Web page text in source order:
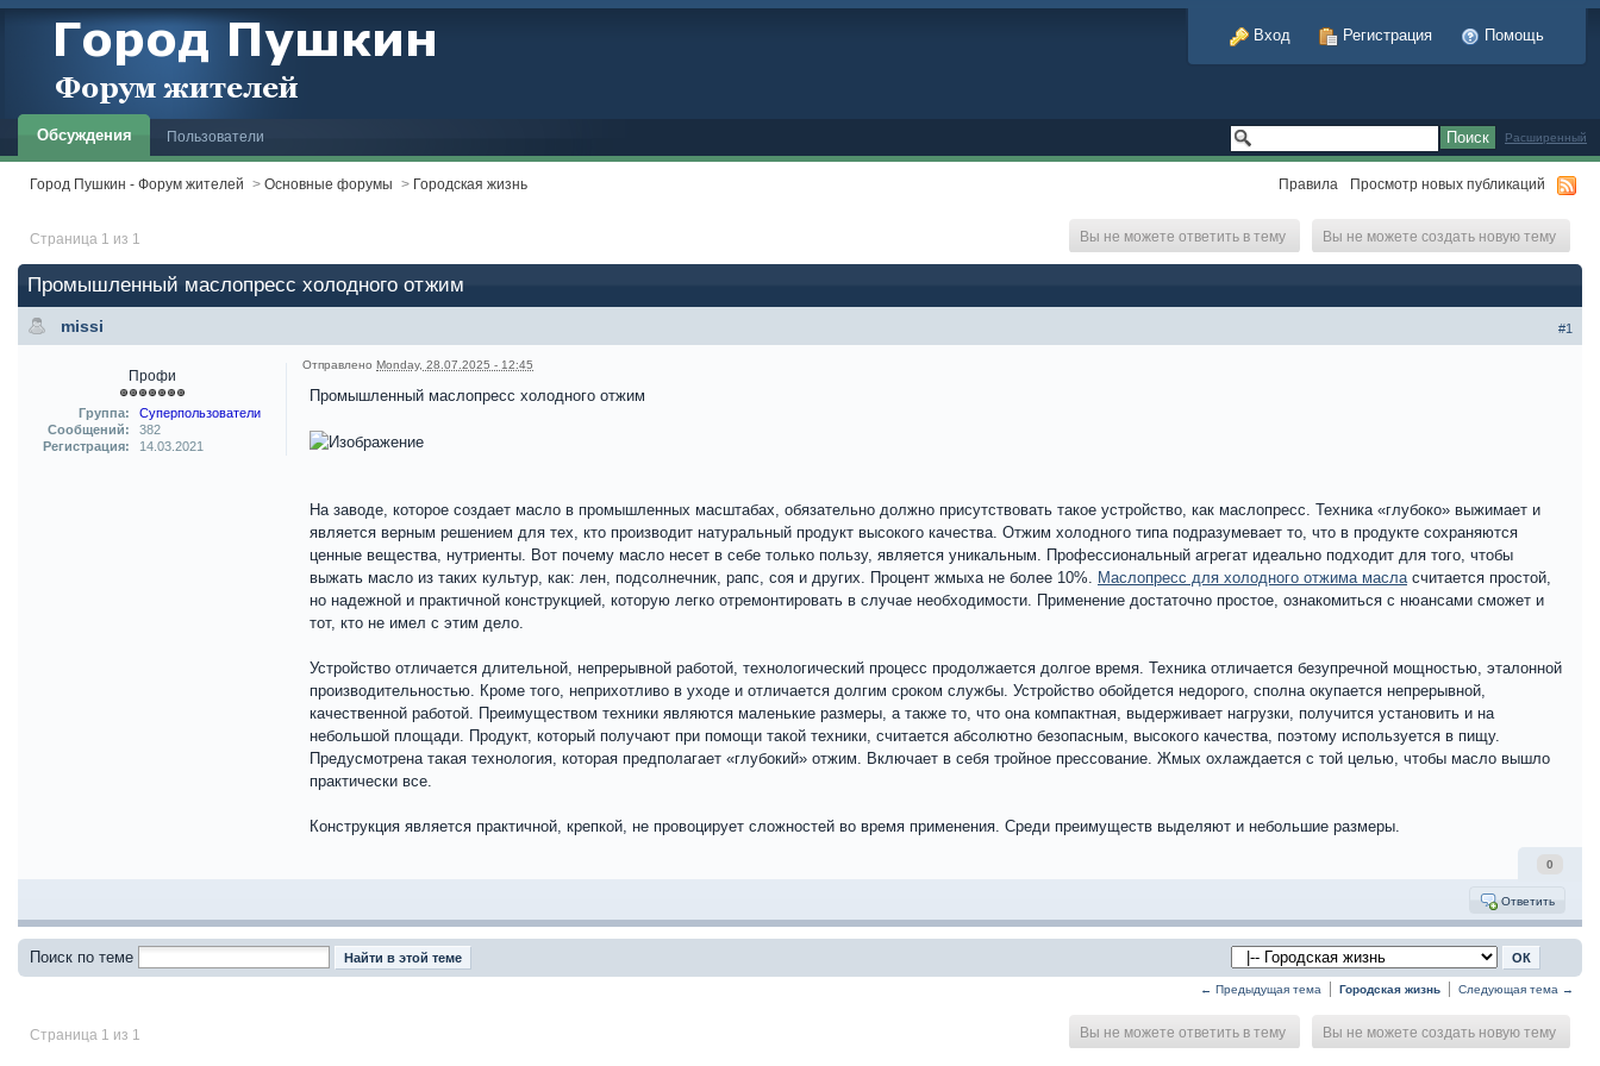
Вход Регистрация Помощь
Расширенный
Обсуждения Пользователи
Город Пушкин - Форум жителей > Основные форумы > Городская жизнь Правила Просмотр новых публикаций
Страница 1 из 1 Вы не можете создать новую тему
Вы не можете ответить в тему
Промышленный маслопресс холодного отжим
#1
missi
Профи
Группа:
Суперпользователи
Сообщений:
382
Регистрация:
14.03.2021
Отправлено Monday, 28.07.2025 - 12:45
Промышленный маслопресс холодного отжим
На заводе, которое создает масло в промышленных масштабах, обязательно должно присутствовать такое устройство, как маслопресс. Техника «глубоко» выжимает и
является верным решением для тех, кто производит натуральный продукт высокого качества. Отжим холодного типа подразумевает то, что в продукте сохраняются
ценные вещества, нутриенты. Вот почему масло несет в себе только пользу, является уникальным. Профессиональный агрегат идеально подходит для того, чтобы
выжать масло из таких культур, как: лен, подсолнечник, рапс, соя и других. Процент жмыха не более 10%. Маслопресс для холодного отжима масласчитается простой,
но надежной и практичной конструкцией, которую легко отремонтировать в случае необходимости. Применение достаточно простое, ознакомиться с нюансами сможет и
тот, кто не имел с этим дело.
Устройство отличается длительной, непрерывной работой, технологический процесс продолжается долгое время. Техника отличается безупречной мощностью, эталонной
производительностью. Кроме того, неприхотливо в уходе и отличается долгим сроком службы. Устройство обойдется недорого, сполна окупается непрерывной,
качественной работой. Преимуществом техники являются маленькие размеры, а также то, что она компактная, выдерживает нагрузки, получится установить и на
небольшой площади. Продукт, который получают при помощи такой техники, считается абсолютно безопасным, высокого качества, поэтому используется в пищу.
Предусмотрена такая технология, которая предполагает «глубокий» отжим. Включает в себя тройное прессование. Жмых охлаждается с той целью, чтобы масло вышло
практически все.
Конструкция является практичной, крепкой, не провоцирует сложностей во время применения. Среди преимуществ выделяют и небольшие размеры.
0
Ответить
Поиск по теме
← Предыдущая тема Городская жизнь Следующая тема →
Страница 1 из 1 Вы не можете создать новую тему
Вы не можете ответить в тему